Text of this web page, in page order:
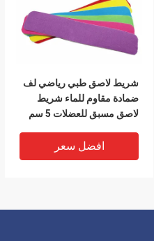
شريط لاصق طبي رياضي لف
ضمادة مقاوم للماء شريط
لاصق مسبق للعضلات 5 سم
افضل سعر